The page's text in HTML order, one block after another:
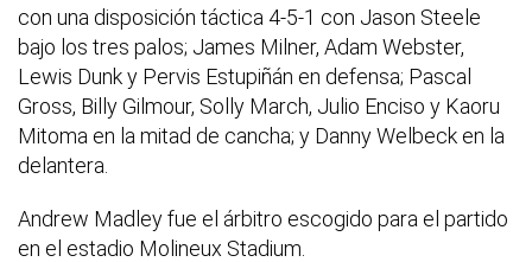
con una disposición táctica 4-5-1 con Jason Steele
bajo los tres palos; James Milner, Adam Webster,
Lewis Dunk y Pervis Estupiñán en defensa; Pascal
Gross, Billy Gilmour, Solly March, Julio Enciso y Kaoru
Mitoma en la mitad de cancha; y Danny Welbeck en la
delantera.
Andrew Madley fue el árbitro escogido para el partido
en el estadio Molineux Stadium.